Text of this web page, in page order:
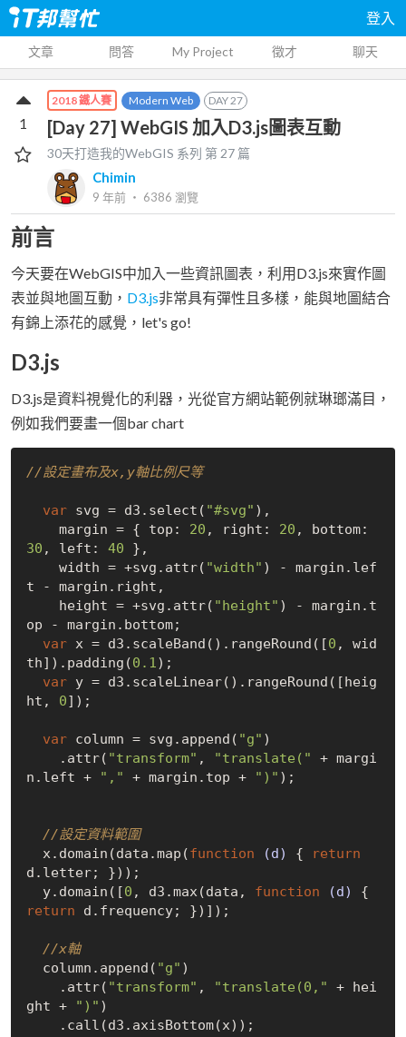
登入
文章 問答 My Project 徵才 聊天
2018 鐵人賽 Modern Web DAY27
[Day 27] WebGIS 加入D3.js圖表互動
30天打造我的WebGIS 系列 第27 篇
Chimin
9 年前 ‧ 6386 瀏覽
1
前言
今天要在WebGIS中加入一些資訊圖表，利用D3.js來實作圖
表並與地圖互動， D3.js非常具有彈性且多樣，能與地圖結合
有錦上添花的感覺，let's go!
D3.js
D3.js是資料視覺化的利器，光從官方網站範例就琳瑯滿目，
例如我們要畫一個bar chart
//設定畫布及x,y軸比例尺等
var svg = d3.select( "#svg" ),
    margin = { top:
20 , right: 20
30 , left: 40 },
    width = +svg.attr(
"width" ) - margin.lef
t - margin.right,
    height = +svg.attr(
"height" ) - margin.t
op - margin.bottom;
var x = d3.scaleBand().rangeRound([0 , wid
th]).padding(0.1);
var y = d3.scaleLinear().rangeRound([heig
ht, 0]);
var column = svg.append( "g" )
    .attr(
"transform" , "translate(" + margi
n.left +
"," + margin.top + ")" );
//設定資料範圍
  x.domain(data.map(
function (d) {
return
d.letter; }));
  y.domain([
0 , d3.max(data, function (d)
return d.frequency; })]);
//x軸
  column.append(
"g" )
    .attr(
"transform" , "translate(0," + hei
ght +
")" )